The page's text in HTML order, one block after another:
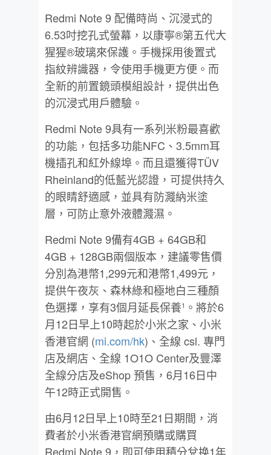
Redmi Note 9 配備時尚、沉浸式的
6.53吋挖孔式螢幕，以康寧®第五代大
猩猩®玻璃來保護。手機採用後置式
指紋辨識器，令使用手機更方便。而
全新的前置鏡頭模組設計，提供出色
的沉浸式用戶體驗。
Redmi Note 9具有一系列米粉最喜歡
的功能，包括多功能NFC、3.5mm耳
機插孔和紅外線埠。而且還獲得TÜV
Rheinland的低藍光認證，可提供持久
的眼睛舒適感，並具有防濺納米塗
層，可防止意外液體濺濕。
Redmi Note 9備有4GB + 64GB和
4GB + 128GB兩個版本，建議零售價
分別為港幣1,299元和港幣1,499元，
提供午夜灰、森林綠和極地白三種顏
色選擇，享有3個月延長保養1 。將於6
月12日早上10時起於小米之家、小米
香港官網 (mi.com/hk)、全線 csl. 專門
店及網店、全線 1O1O Center及豐澤
全線分店及eShop 預售，6月16日中
午12時正式開售。
由6月12日早上10時至21日期間，消
費者於小米香港官網預購或購買
Redmi Note 9，即可使用積分兌换1年